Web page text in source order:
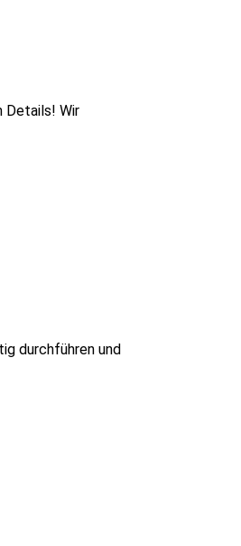
Details! Wir
durchführen und